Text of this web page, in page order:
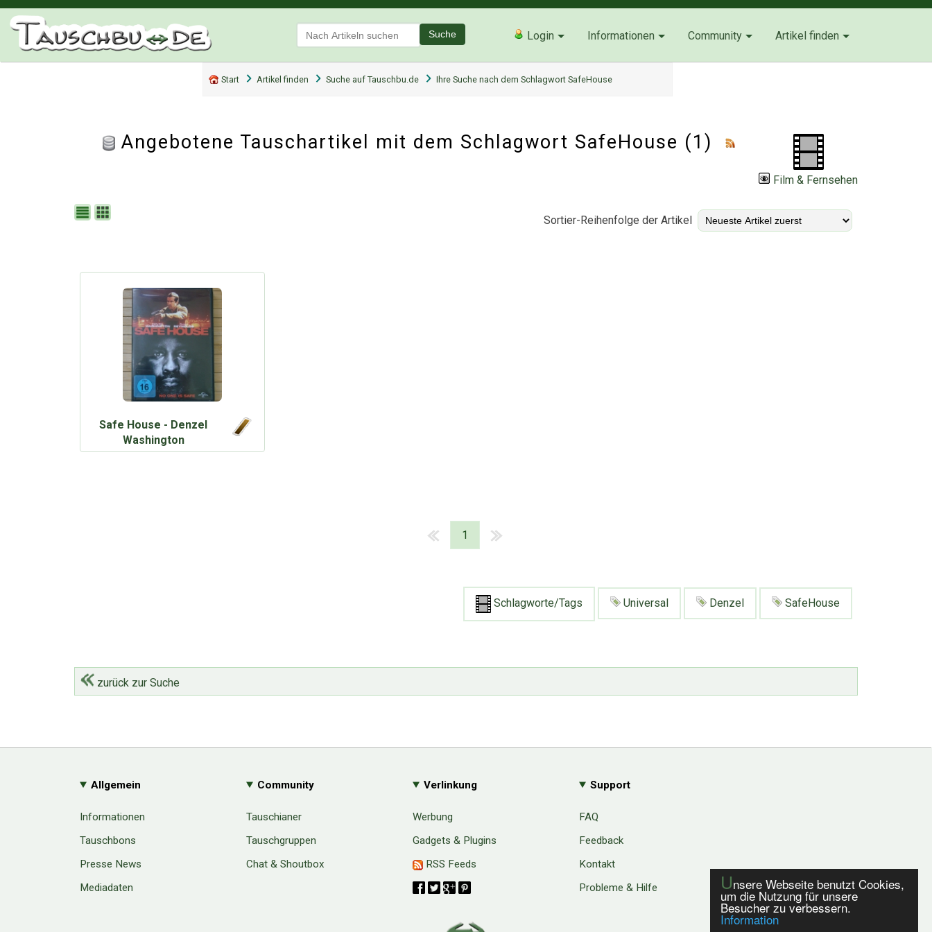
Unsere Webseite benutzt Cookies,
um die Nutzung für unsere
Besucher zu verbessern.
Information
Suche Login Informationen Community Artikel finden
Start Artikel finden Suche auf Tauschbu.de Ihre Suche nach dem Schlagwort SafeHouse
Film & Fernsehen
Angebotene Tauschartikel mit dem Schlagwort SafeHouse (1)
Sortier-Reihenfolge der Artikel
Safe House - Denzel
Washington
1
Schlagworte/Tags Universal Denzel SafeHouse
zurück zur Suche
Allgemein
Informationen
Tauschbons
Presse News
Mediadaten
Community
Tauschianer
Tauschgruppen
Chat & Shoutbox
Verlinkung
Werbung
Gadgets & Plugins
RSS Feeds
Support
FAQ
Feedback
Kontakt
Probleme & Hilfe